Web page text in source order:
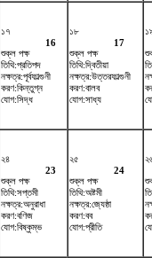
১৭
16
শুক্ল পক্ষ
তিথি:প্রতিপদ
নক্ষত্র:পূর্বফাল্গুনী
করণ:কিন্তুগ্ন
যোগ:সিদ্ধ
১৮
17
শুক্ল পক্ষ
তিথি:দ্বিতীয়া
নক্ষত্র:উত্তরফাল্গুনী
করণ:বালব
যোগ:সাধ্য
২৪
23
শুক্ল পক্ষ
তিথি:সপ্তমী
নক্ষত্র:অনুরাধা
করণ:বণিজ
যোগ:বিষ্কুম্ভ
২৫
24
শুক্ল পক্ষ
তিথি:অষ্টমী
নক্ষত্র:জ্যেষ্ঠা
করণ:বব
যোগ:প্রীতি